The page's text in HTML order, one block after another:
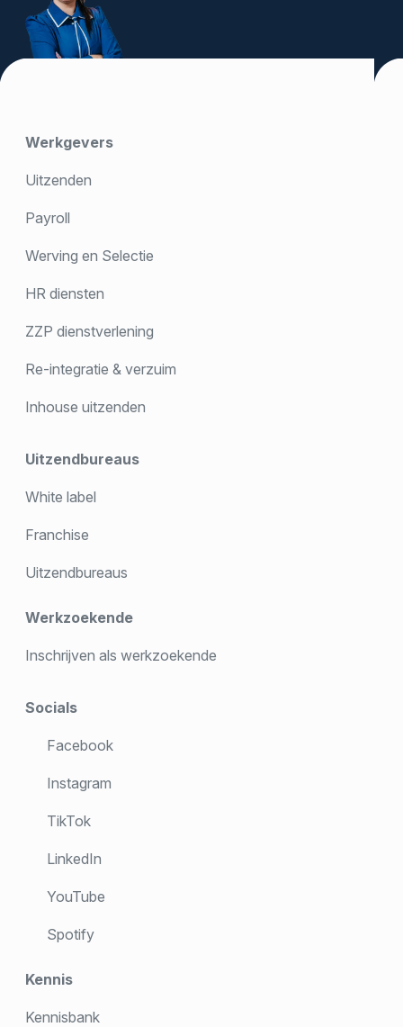
Werkgevers
Uitzenden
Payroll
Werving en Selectie
HR diensten
ZZP dienstverlening
Re-integratie & verzuim
Inhouse uitzenden
Uitzendbureaus
White label
Franchise
Uitzendbureaus
Werkzoekende
Inschrijven als werkzoekende
Socials
Facebook
Instagram
TikTok
LinkedIn
YouTube
Spotify
Kennis
Kennisbank